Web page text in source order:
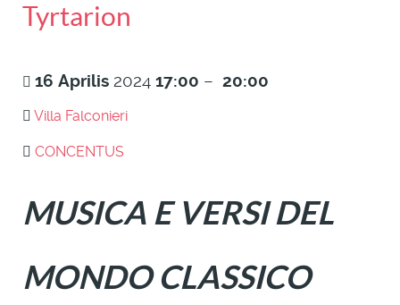
Tyrtarion
16 Aprilis 2024 17:00 – 20:00
Villa Falconieri
CONCENTUS
MUSICA E VERSI DEL
MONDO CLASSICO